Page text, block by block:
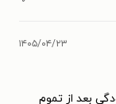
۱۴۰۵/۰۴/۲۳
بعد از تموم